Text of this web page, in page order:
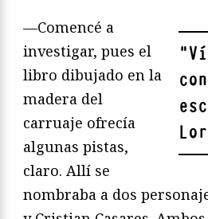
"
—Comencé a
investigar, pues el
libro dibujado en la
madera del
carruaje ofrecía
algunas pistas,
claro. Allí se
nombraba a dos